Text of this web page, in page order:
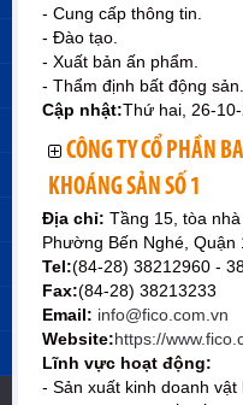
- Cung cấp thông tin.
- Đào tạo.
- Xuất bản ấn phẩm.
- Thẩm định bất động sản.
Cập nhật:Thứ hai, 26-
CÔNG TY CỔ PHẦN
KHOÁNG SẢN SỐ 1
Địa chỉ: Tầng 15, tòa nhà
Phường Bến Nghé, Quận
Tel:(84-28) 38212960 -
Fax:(84-28) 38213233
Email: info@fico.com.vn
Website:https://
Lĩnh vực hoạt động:
- Sản xuất kinh doanh vật